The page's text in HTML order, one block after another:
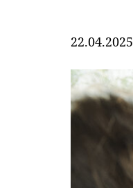
22.04.2025